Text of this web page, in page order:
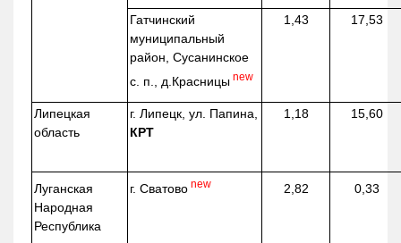
Гатчинский
муниципальный
район, Сусанинское
с. п., д.Красницы new
1,43 17,53
Липецкая
область
г. Липецк, ул. Папина,
КРТ
1,18 15,60
Луганская
Народная
Республика
г. Сватово new 2,82 0,33